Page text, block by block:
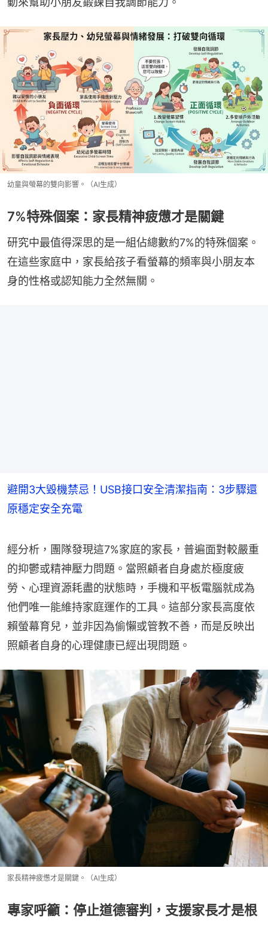
幼童與螢幕的雙向影響。（AI生成）
7%特殊個案：家長精神疲憊才是關鍵
研究中最值得深思的是一組佔總數約7%的特殊個案。
在這些家庭中，家長給孩子看螢幕的頻率與小朋友本
身的性格或認知能力全然無關。
避開3大毀機禁忌！USB接口安全清潔指南：3步驟還
原穩定安全充電
經分析，團隊發現這7%家庭的家長，普遍面對較嚴重
的抑鬱或精神壓力問題。當照顧者自身處於極度疲
勞、心理資源耗盡的狀態時，手機和平板電腦就成為
他們唯一能維持家庭運作的工具。這部分家長高度依
賴螢幕育兒，並非因為偷懶或管教不善，而是反映出
照顧者自身的心理健康已經出現問題。
家長精神疲憊才是關鍵。（AI生成）
專家呼籲：停止道德審判，支援家長才是根